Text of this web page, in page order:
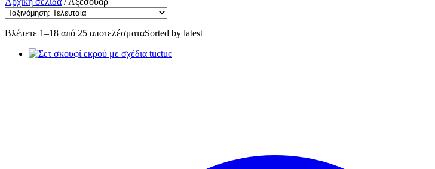
Βλέπετε 1–18 από 25 αποτελέσματαSorted by latest